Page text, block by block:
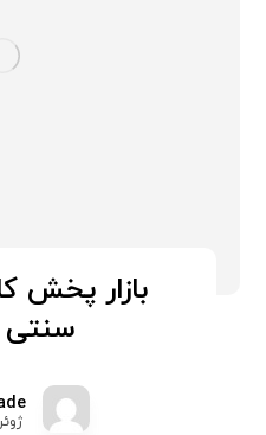
بازار پخش
سنتی
ژوئن